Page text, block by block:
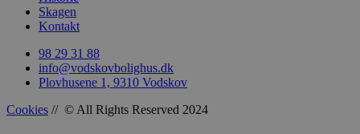
Skagen
Kontakt
98 29 31 88
info@vodskovbolighus.dk
Plovhusene 1, 9310 Vodskov
Cookies // © All Rights Reserved 2024
wp_woocommerce_session_[abcdef0123456789]